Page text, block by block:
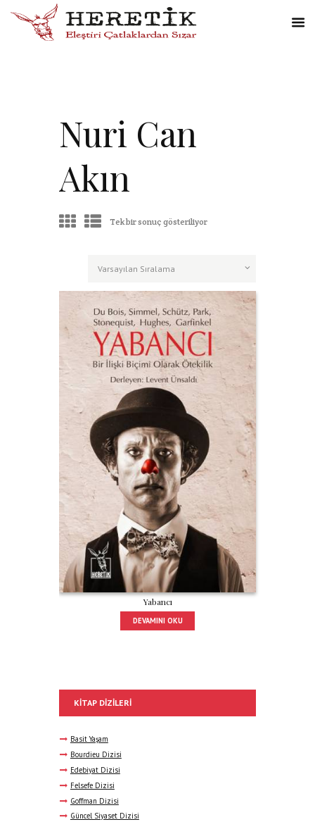
Nuri Can
Akın
Tek bir sonuç gösteriliyor
Yabancı
DEVAMINI OKU
KITAP DIZILERI
Basit Yaşam
Bourdieu Dizisi
Edebiyat Dizisi
Felsefe Dizisi
Goffman Dizisi
Güncel Siyaset Dizisi